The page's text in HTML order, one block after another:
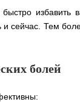
избавить
сейчас. Тем
болей